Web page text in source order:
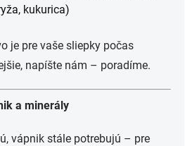
kukurica)
je pre vaše sliepky počas
napíšte nám – poradíme.
a minerály
vápnik stále potrebujú – pre